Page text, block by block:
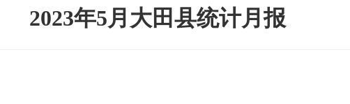
2023年5月大田县统计月报